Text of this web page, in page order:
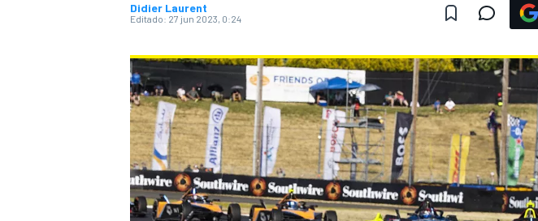
WEC FÓRMULA E
Didier Laurent
Editado: 27 jun 2023, 0:24